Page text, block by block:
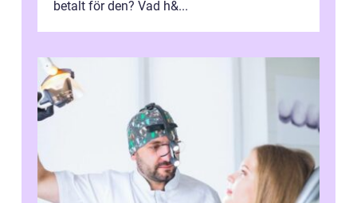
betalt för den? Vad h&...